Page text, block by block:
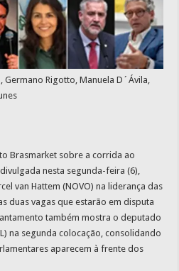
Germano Rigotto, Manuela D´Ávila,
Brasmarket sobre a corrida ao
nesta segunda-feira (6),
van Hattem (NOVO) na liderança das
duas vagas que estarão em disputa
também mostra o deputado
na segunda colocação, consolidando
aparecem à frente dos